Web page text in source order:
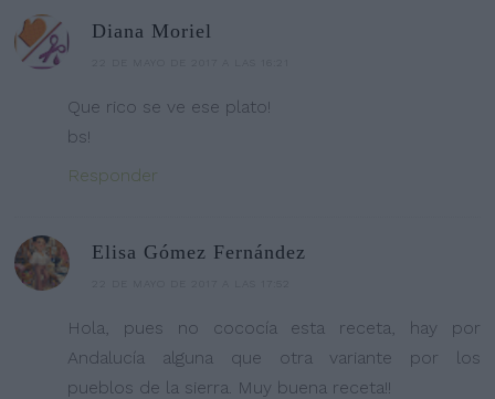
Diana Moriel
Que rico se ve ese plato!
bs!
Responder
Elisa Gómez Fernández
Hola, pues no cococía esta receta, hay por
Andalucía alguna que otra variante por los
pueblos de la sierra. Muy buena receta!!